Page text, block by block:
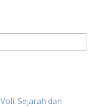
Sejarah dan